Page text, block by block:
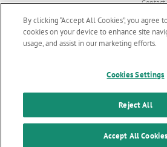
Contact
Dealer
F
All rights reserved |
Terms and Conditions of Use| Privacy Policy|
latest
By clicking “Accept All Cookies”, you agree
cookies on your device to enhance site
usage, and assist in our marketing efforts.
Cookies Settings
Reject All
Accept All Cookies